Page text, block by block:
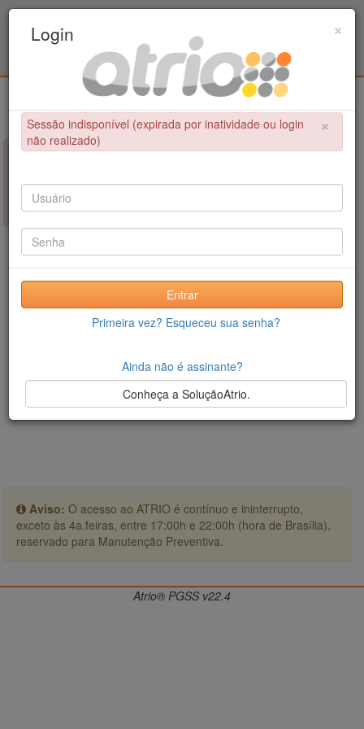
Civil / UPE
×
NÃO FOI POSSÍVEL CONCLUIR A OPERAÇÃO
Sessão indisponível (expirada por inatividade ou login não
realizado)
Aviso: O acesso ao ATRIO é contínuo e ininterrupto,
exceto às 4a.feiras, entre 17:00h e 22:00h (hora de Brasília),
reservado para Manutenção Preventiva.
×
Login
×
Sessão indisponível (expirada por inatividade ou login
não realizado)
Entrar
Primeira vez? Esqueceu sua senha?
Ainda não é assinante?
Conheça a SoluçãoAtrio.
Atrio® PGSS v22.4